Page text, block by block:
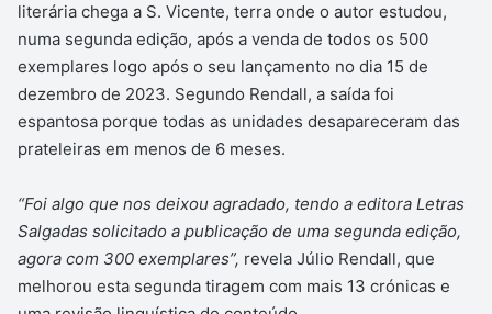
literária chega a S. Vicente, terra onde o autor estudou,
numa segunda edição, após a venda de todos os 500
exemplares logo após o seu lançamento no dia 15 de
dezembro de 2023. Segundo Rendall, a saída foi
espantosa porque todas as unidades desapareceram das
prateleiras em menos de 6 meses.
“Foi algo que nos deixou agradado, tendo a editora Letras
Salgadas solicitado a publicação de uma segunda edição,
agora com 300 exemplares”, revela Júlio Rendall, que
melhorou esta segunda tiragem com mais 13 crónicas e